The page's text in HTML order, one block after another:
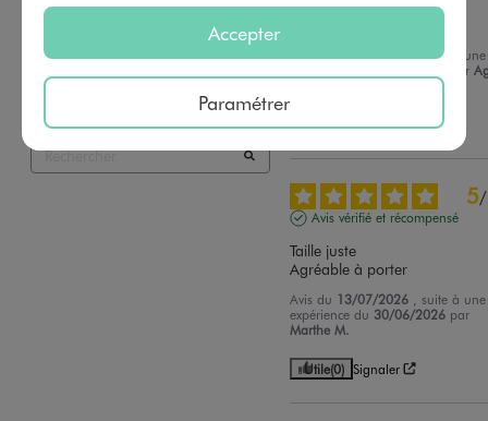
, suite à une
par
Utile(0) Signaler
5/
Avis vérifié et récompensé
Taille juste
Agréable à porter
Avis du 13/07/2026
, suite à une
expérience du 30/06/2026 par
Marthe M.
Utile(0) Signaler
Accepter
Paramétrer